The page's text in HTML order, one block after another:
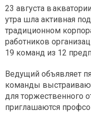
23 августа в
утра шла активная
традиционном
работников
19 команд из 12
Ведущий объявляет
команды
для торжественного
приглашаются